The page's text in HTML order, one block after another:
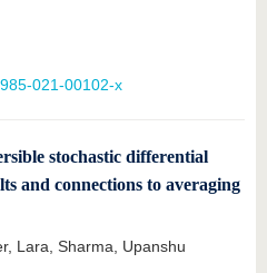
021-00102-x
stochastic differential
and connections to averaging
Lara, Sharma, Upanshu